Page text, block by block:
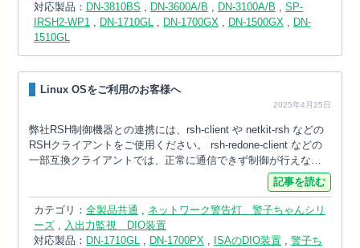
対応製品： DN-3810BS , DN-3600A/B , DN-3100A/B , SP-
IRSH2-WP1, DN-1710GL, DN-1700GX, DN-1500GX, DN-
1510GL
Linux OSをご利用のお客様へ
2025年4月25日
弊社RSH制御機器との連携には、rsh-client や netkit-rsh などの
RSHクライアントをご使用ください。 rsh-redone-client などの
一部互換クライアントでは、正常に通信できず制御が行えな…
記事を読む
カテゴリ： 全製品共通 , ネットワーク警告灯 警子ちゃんシリ
ーズ, 入出力監視 DIO装置
対応製品： DN-1710GL, DN-1700PX, ISAのDIO装置, 警子ち